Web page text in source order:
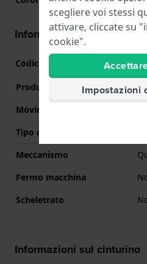
Informazioni del
Codice Movimento
Produttore Movimento
Movimento svizzero
Tipo di display
Meccanismo
Fermo macchina
Scheletrato
Informazioni sul cinturino
scegliere voi stessi
attivare, cliccate su
cookie".
Impostazioni